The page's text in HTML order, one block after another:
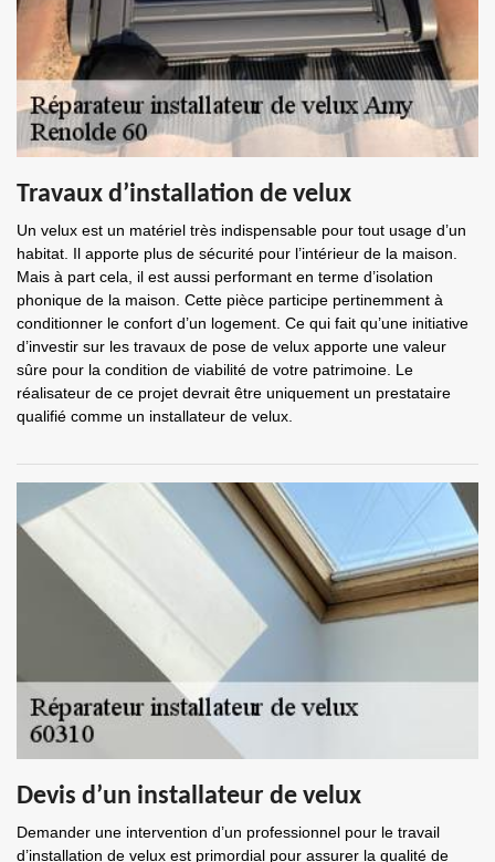
Travaux d’installation de velux
Un velux est un matériel très indispensable pour tout usage d’un
habitat. Il apporte plus de sécurité pour l’intérieur de la maison.
Mais à part cela, il est aussi performant en terme d’isolation
phonique de la maison. Cette pièce participe pertinemment à
conditionner le confort d’un logement. Ce qui fait qu’une initiative
d’investir sur les travaux de pose de velux apporte une valeur
sûre pour la condition de viabilité de votre patrimoine. Le
réalisateur de ce projet devrait être uniquement un prestataire
qualifié comme un installateur de velux.
Devis d’un installateur de velux
Demander une intervention d’un professionnel pour le travail
d’installation de velux est primordial pour assurer la qualité de